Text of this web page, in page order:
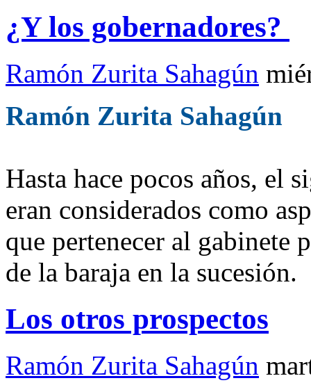
¿Y los gobernadores?
Ramón Zurita Sahagún
Ramón Zurita Sahagún
Hasta hace pocos años, el
eran considerados como
que pertenecer al gabinete
de la baraja en la sucesión.
Los otros prospectos
Ramón Zurita Sahagún